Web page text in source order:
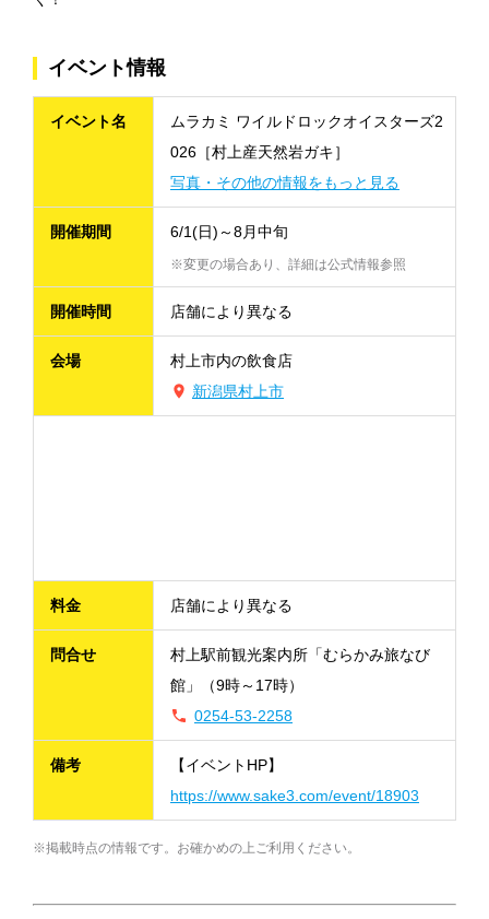
イベント情報
イベント名
ムラカミ ワイルドロックオイスターズ2
026［村上産天然岩ガキ］
写真・その他の情報をもっと見る
開催期間 6/1(日)～8月中旬
※変更の場合あり、詳細は公式情報参照
開催時間 店舗により異なる
会場
村上市内の飲食店
新潟県村上市
料金 店舗により異なる
問合せ
村上駅前観光案内所「むらかみ旅なび
館」（9時～17時）
0254-53-2258
備考
【イベントHP】
https://www.sake3.com/event/18903
※掲載時点の情報です。お確かめの上ご利用ください。